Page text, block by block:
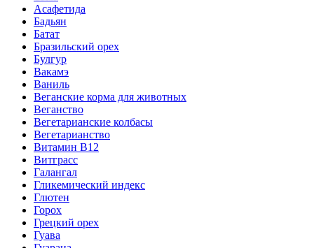
Асафетида
Бадьян
Батат
Бразильский орех
Булгур
Вакамэ
Ваниль
Веганские корма для животных
Веганство
Вегетарианские колбасы
Вегетарианство
Витамин B12
Витграсс
Галангал
Гликемический индекс
Глютен
Горох
Грецкий орех
Гуава